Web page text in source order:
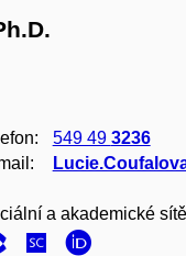
549 49 3236
a akademické